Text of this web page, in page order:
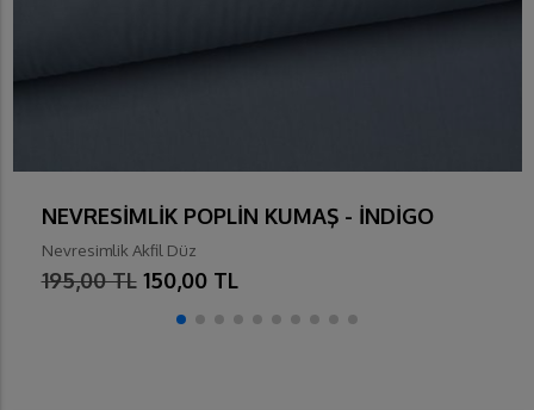
NEVRESİMLİK POPLİN KUMAŞ - İNDİGO
Nevresimlik Akfil Düz
195,00 TL 150,00 TL